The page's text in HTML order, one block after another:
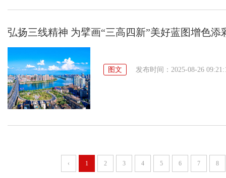
弘扬三线精神 为擘画“三高四新”美好蓝图增色添
图文 发布时间：2025-08-26
‹ 1 2 3 4 5 6 7 8